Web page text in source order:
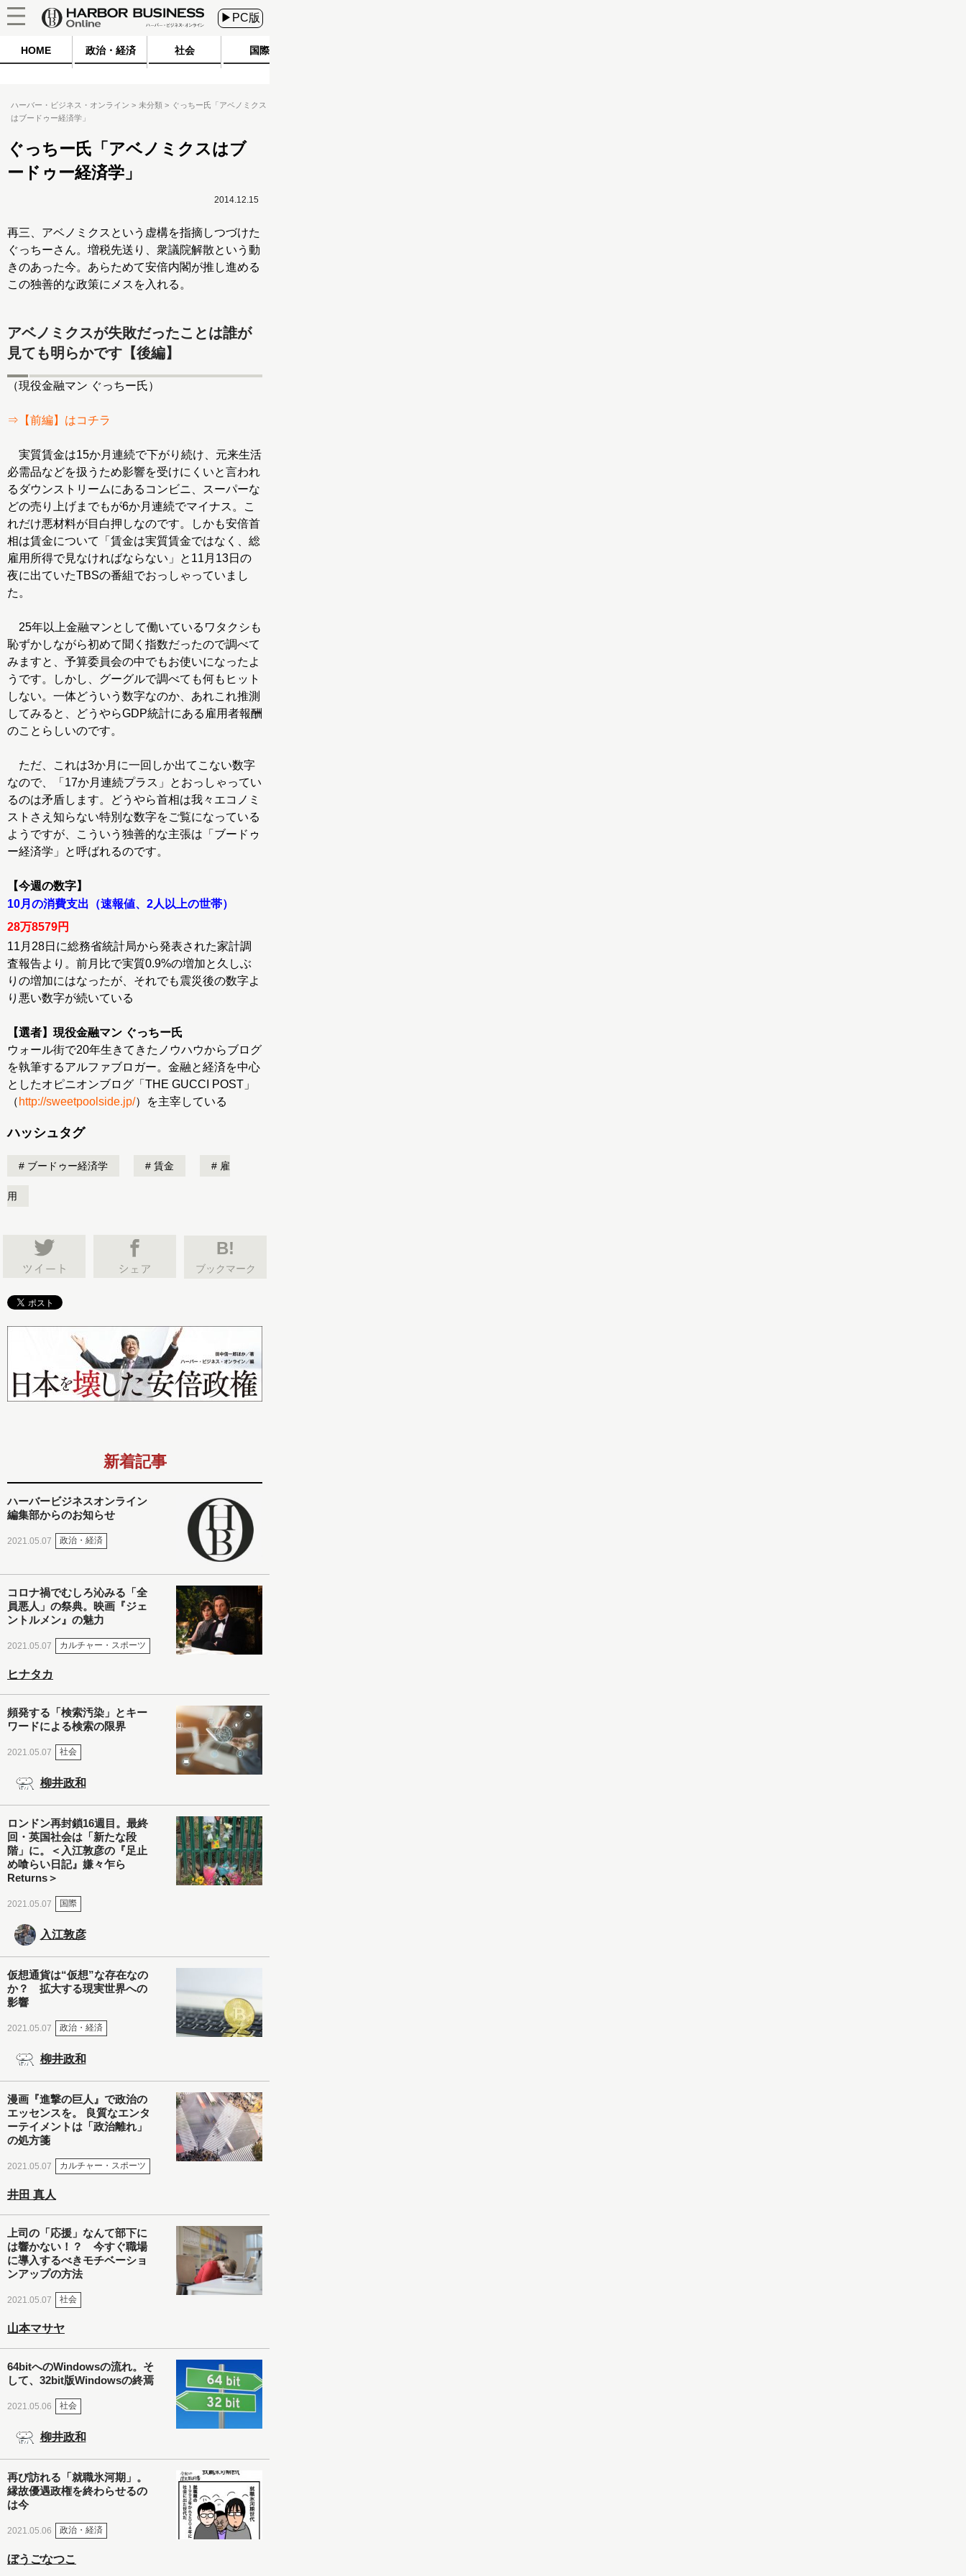
▶PC版
HOME 政治・経済 社会 国際
ハーバー・ビジネス・オンライン 未分類
ぐっちー氏「アベノミクス
はブードゥー経済学」
ぐっちー氏「アベノミクスはブ
ードゥー経済学」
2014.12.15
再三、アベノミクスという虚構を指摘しつづけた
ぐっちーさん。増税先送り、衆議院解散という動
きのあった今。あらためて安倍内閣が推し進める
この独善的な政策にメスを入れる。
アベノミクスが失敗だったことは誰が
見ても明らかです【後編】
（現役金融マン ぐっちー氏）
⇒【前編】はコチラ
実質賃金は15か月連続で下がり続け、元来生活
必需品などを扱うため影響を受けにくいと言われ
るダウンストリームにあるコンビニ、スーパーな
どの売り上げまでもが6か月連続でマイナス。こ
れだけ悪材料が目白押しなのです。しかも安倍首
相は賃金について「賃金は実質賃金ではなく、総
雇用所得で見なければならない」と11月13日の
夜に出ていたTBSの番組でおっしゃっていまし
た。
25年以上金融マンとして働いているワタクシも
恥ずかしながら初めて聞く指数だったので調べて
みますと、予算委員会の中でもお使いになったよ
うです。しかし、グーグルで調べても何もヒット
しない。一体どういう数字なのか、あれこれ推測
してみると、どうやらGDP統計にある雇用者報酬
のことらしいのです。
ただ、これは3か月に一回しか出てこない数字
なので、「17か月連続プラス」とおっしゃってい
るのは矛盾します。どうやら首相は我々エコノミ
ストさえ知らない特別な数字をご覧になっている
ようですが、こういう独善的な主張は「ブードゥ
ー経済学」と呼ばれるのです。
【今週の数字】
10月の消費支出（速報値、2人以上の世帯）
28万8579円
11月28日に総務省統計局から発表された家計調
査報告より。前月比で実質0.9%の増加と久しぶ
りの増加にはなったが、それでも震災後の数字よ
り悪い数字が続いている
【選者】現役金融マン ぐっちー氏
ウォール街で20年生きてきたノウハウからブログ
を執筆するアルファブロガー。金融と経済を中心
としたオピニオンブログ「THE GUCCI POST」
（ http://sweetpoolside.jp/）を主宰している
ハッシュタグ
ブードゥー経済学 賃金 雇
用
B!
ブックマーク
新着記事
ハーバービジネスオンライン
編集部からのお知らせ
2021.05.07 政治・経済
コロナ禍でむしろ沁みる「全
員悪人」の祭典。映画『ジェ
ントルメン』の魅力
2021.05.07 カルチャー・スポーツ
ヒナタカ
頻発する「検索汚染」とキー
ワードによる検索の限界
2021.05.07 社会
柳井政和
ロンドン再封鎖16週目。最終
回・英国社会は「新たな段
階」に。＜入江敦彦の『足止
め喰らい日記』嫌々乍ら
Returns＞
2021.05.07 国際
入江敦彦
仮想通貨は“仮想”な存在なの
か？ 拡大する現実世界への
影響
2021.05.07 政治・経済
柳井政和
漫画『進撃の巨人』で政治の
エッセンスを。 良質なエンタ
ーテイメントは「政治離れ」
の処方箋
2021.05.07 カルチャー・スポーツ
井田 真人
上司の「応援」なんて部下に
は響かない！？ 今すぐ職場
に導入するべきモチベーショ
ンアップの方法
2021.05.07 社会
山本マサヤ
64bitへのWindowsの流れ。そ
して、32bit版Windowsの終焉
2021.05.06 社会
柳井政和
再び訪れる「就職氷河期」。
縁故優遇政権を終わらせるの
は今
2021.05.06 政治・経済
ぼうごなつこ